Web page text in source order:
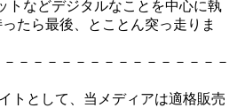
トなどデジタルなことを中心に執
たら最後、とことん突っ走りま
－－－－－－－－－－－－－－－
トとして、当メディアは適格販売